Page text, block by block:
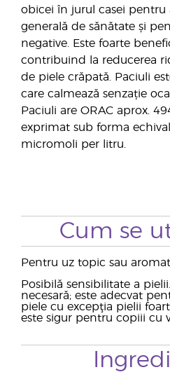
obicei în jurul casei pentru
generală de sănătate și
negative. Este foarte
contribuind la reducerea
de piele crăpată. Paciuli
care calmează senzație
Paciuli are ORAC aprox.
exprimat sub forma
micromoli per litru.
Cum se
Pentru uz topic sau
Posibilă sensibilitate a
necesară; este adecvat
piele cu excepţia pielii
este sigur pentru copiii cu